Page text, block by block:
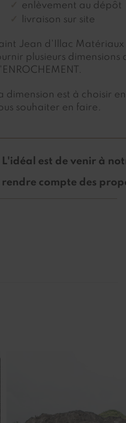
enlèvement au dépôt
livraison sur site
Jean d'Illac Matériaux
plusieurs dimensions
dimension est à choisir
souhaiter en faire.
L'idéal est de venir à
rendre compte des